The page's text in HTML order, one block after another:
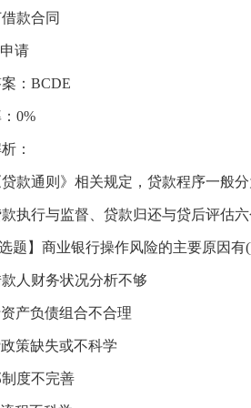
款合同
请
：BCDE
0%
：
款通则》相关规定，贷款程序一般
执行与监督、贷款归还与贷后评估六
题】商业银行操作风险的主要原因有()
人财务状况分析不够
产负债组合不合理
策缺失或不科学
度不完善